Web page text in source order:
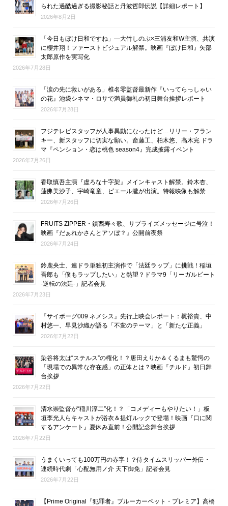
られた過酷過ぎる撮影秘話と丹波哲郎伝説【詳細レポート】
2026年8月2日
「今日もぼけ日和ですね」―大竹しのぶ×三浦友和W主演、共演
に櫻井翔！ファーストビジュアル解禁。映画『ぼけ日和』矢部
太郎原作を実写化
2026年7月28日
「涙の先に救いがある」椎名零監督最新作『いってらっしゃい
の花』池袋シネマ・ロサで満員御礼の初日舞台挨拶レポート
2026年7月28日
フジテレビスタッフが人事異動になったけど…リリー・フラン
キー、新スタッフに切実な願い。斎藤工、柏木悠、高木完 ドラ
マ『ペンション・恋は桃色 season4』完成披露イベント
2026年7月26日
香取慎吾主演『虚ろな十字架』メインキャスト解禁。鈴木杏、
蓮佛美沙子、宇崎竜童、ピエール瀧が出演。特報映像も解禁
2026年7月26日
FRUITS ZIPPER・鎮西寿々歌、サプライズメッセージに号泣！
映画『だぁれかさんとアソぼ？』公開前夜祭
2026年7月24日
鈴鹿央士、連ドラ単独初主演作で「法廷ラップ」に挑戦！稲垣
吾郎も「僕もラップしたい」と熱望？ドラマ9「リーガルビート
-逆転の法廷-」記者会見
2026年7月23日
『サイボーグ009 ネメシス』先行上映会レポート：梶裕貴、中
村悠一、早見沙織が語る「不変のテーマ」と「新たな正義」
2026年7月22日
染谷将太は“ステルス”の権化！？唐田えりか＆くるまも驚愕の
「現場での異常な存在感」の正体とは？映画『チルド』初日舞
台挨拶
2026年7月22日
清水崇監督が“稲川淳二”化！？「コメディーもやりたい！」板
垣李光人らキャストが浴衣＆提灯ルックで登場！映画『口に関
するアンケート』夏休み直前！公開記念舞台挨拶
2026年7月22日
うまくいっても100万円の赤字！？侍タイムスリッパー外伝・
連続時代劇「心配無用ノ介 天下御免」記者会見
2026年7月22日
【Prime Original『犯罪者』ブルーカーペット・プレミア】高橋